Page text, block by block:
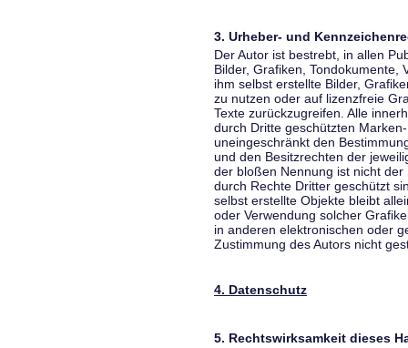
3. Urheber- und
Der Autor ist bestrebt, in allen
Bilder, Grafiken, Tondokumente,
ihm selbst erstellte Bilder,
zu nutzen oder auf lizenzfreie
Texte zurückzugreifen. Alle
durch Dritte geschützten
uneingeschränkt den
und den Besitzrechten der
der bloßen Nennung ist nicht
durch Rechte Dritter geschützt
selbst erstellte Objekte bleibt
oder Verwendung solcher
in anderen elektronischen oder
Zustimmung des Autors nicht
4. Datenschutz
5. Rechtswirksamkeit dieses